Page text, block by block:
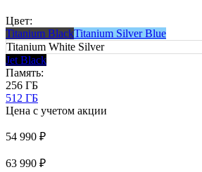
Цвет:
Titanium BlackTitanium Silver Blue
Titanium White Silver
Jet Black
Память:
256 ГБ
512 ГБ
Цена с учетом акции
54 990 ₽
63 990 ₽